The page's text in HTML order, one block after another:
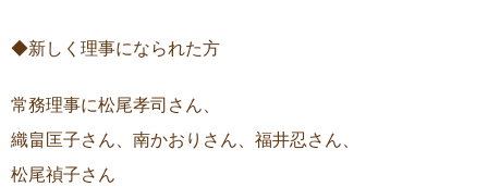
◆新しく理事になられた方
常務理事に松尾孝司さん、
織畠匡子さん、南かおりさん、福井忍さん、
松尾禎子さん